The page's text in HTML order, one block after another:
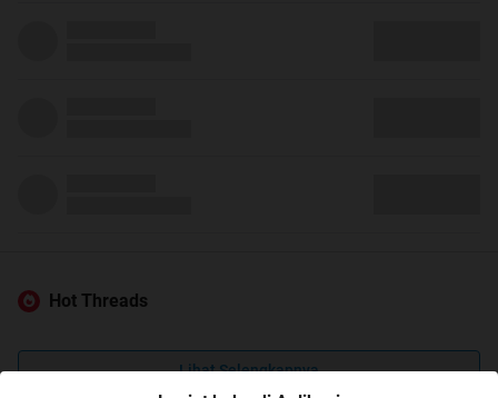
Hot Threads
Lihat Selengkapnya